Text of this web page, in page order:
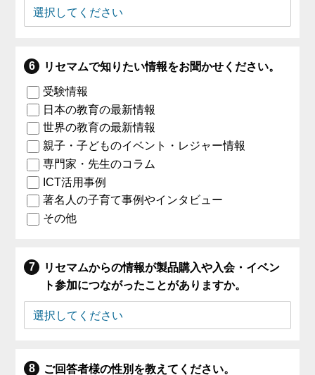
リセマムで知りたい情報をお聞かせください。
受験情報
日本の教育の最新情報
世界の教育の最新情報
親子・子どものイベント・レジャー情報
専門家・先生のコラム
ICT活用事例
著名人の子育て事例やインタビュー
その他
リセマムからの情報が製品購入や入会・イベン
ト参加につながったことがありますか。
ご回答者様の性別を教えてください。